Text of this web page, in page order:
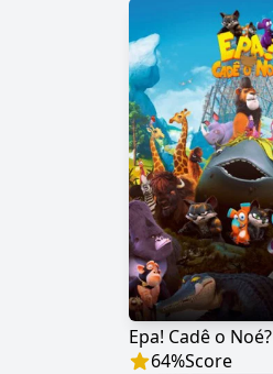
Epa! Cadê o Noé?
64%Score